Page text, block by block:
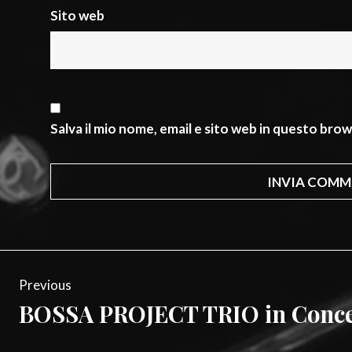
Sito web
Salva il mio nome, email e sito web in questo
articoli
Previous
Previous
BOSSA PROJECT TRIO in